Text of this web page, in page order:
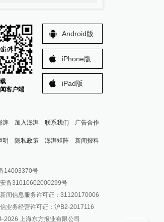
客户端
Android版
iPhone版
iPad版
湃 加入澎湃 联系我们 广告合作
明 隐私政策 澎湃矩阵
澎湃新闻公众号
澎湃新闻抖音号
派生万物开放平台
IP SHANGHAI
新闻报料
邮箱: news@thepaper.cn
14003370号
备31010602000299号
闻信息服务许可证：31120170006
业务经营许可证：沪B2-2017116
2026 上海东方报业有限公司